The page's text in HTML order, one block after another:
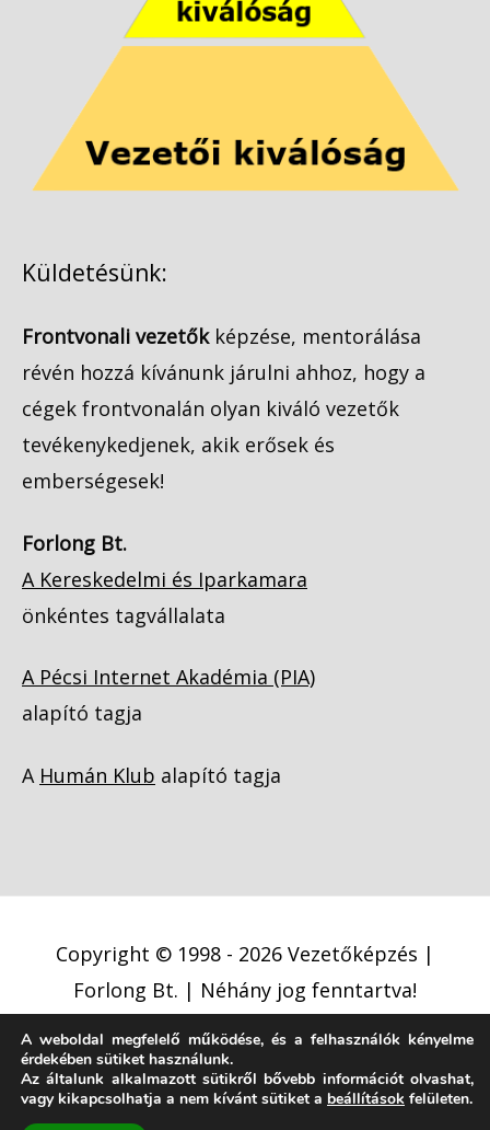
Küldetésünk:
Frontvonali vezetőkképzése, mentorálása
révén hozzá kívánunk járulni ahhoz, hogy a
cégek frontvonalán olyan kiváló vezetők
tevékenykedjenek, akik erősek és
emberségesek!
Forlong Bt.
A Kereskedelmi és Iparkamara
önkéntes tagvállalata
A Pécsi Internet Akadémia (PIA)
alapító tagja
A Humán Klub alapító tagja
Copyright © 1998 - 2026 Vezetőképzés |
Forlong Bt. | Néhány jog fenntartva!
Adatkezelési tájékoztató
Cookie (süti) szabályzat
Jogi nyilatkozat
A weboldal megfelelő működése, és a felhasználók kényelme
érdekében sütiket használunk.
Az általunk alkalmazott sütikről bővebb információt olvashat,
vagy kikapcsolhatja a nem kívánt sütiket a beállítások felületen.